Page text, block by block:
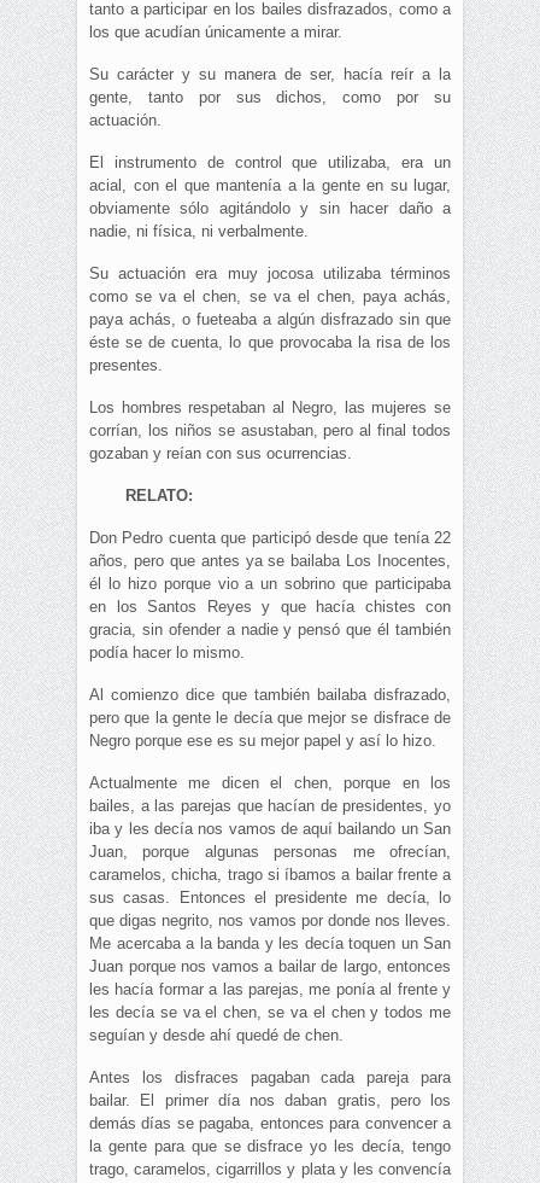
tanto a participar en los bailes disfrazados, como a
los que acudían únicamente a mirar.
Su carácter y su manera de ser, hacía reír a la
gente, tanto por sus dichos, como por su
actuación.
El instrumento de control que utilizaba, era un
acial, con el que mantenía a la gente en su lugar,
obviamente sólo agitándolo y sin hacer daño a
nadie, ni física, ni verbalmente.
Su actuación era muy jocosa utilizaba términos
como se va el chen, se va el chen, paya achás,
paya achás, o fueteaba a algún disfrazado sin que
éste se de cuenta, lo que provocaba la risa de los
presentes.
Los hombres respetaban al Negro, las mujeres se
corrían, los niños se asustaban, pero al final todos
gozaban y reían con sus ocurrencias.
RELATO:
Don Pedro cuenta que participó desde que tenía 22
años, pero que antes ya se bailaba Los Inocentes,
él lo hizo porque vio a un sobrino que participaba
en los Santos Reyes y que hacía chistes con
gracia, sin ofender a nadie y pensó que él también
podía hacer lo mismo.
Al comienzo dice que también bailaba disfrazado,
pero que la gente le decía que mejor se disfrace de
Negro porque ese es su mejor papel y así lo hizo.
Actualmente me dicen el chen, porque en los
bailes, a las parejas que hacían de presidentes, yo
iba y les decía nos vamos de aquí bailando un San
Juan, porque algunas personas me ofrecían,
caramelos, chicha, trago si íbamos a bailar frente a
sus casas. Entonces el presidente me decía, lo
que digas negrito, nos vamos por donde nos lleves.
Me acercaba a la banda y les decía toquen un San
Juan porque nos vamos a bailar de largo, entonces
les hacía formar a las parejas, me ponía al frente y
les decía se va el chen, se va el chen y todos me
seguían y desde ahí quedé de chen.
Antes los disfraces pagaban cada pareja para
bailar. El primer día nos daban gratis, pero los
demás días se pagaba, entonces para convencer a
la gente para que se disfrace yo les decía, tengo
trago, caramelos, cigarrillos y plata y les convencía